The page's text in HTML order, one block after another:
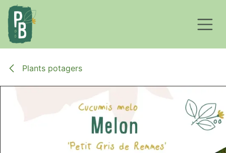
Se rendre au contenu
Plants potagers